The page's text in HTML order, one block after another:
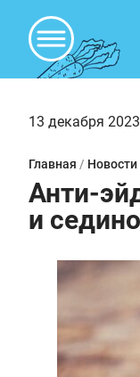
13 декабря
Главная / Новости
Анти-
и